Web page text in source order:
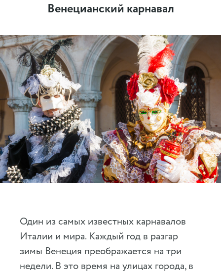
Венецианский карнавал
Один из самых известных карнавалов
Италии и мира. Каждый год в разгар
зимы Венеция преображается на три
недели. В это время на улицах города, в